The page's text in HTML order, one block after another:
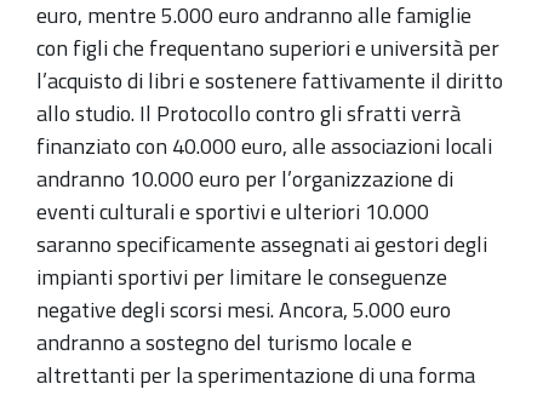
euro, mentre 5.000 euro andranno alle famiglie
con figli che frequentano superiori e università per
l’acquisto di libri e sostenere fattivamente il diritto
allo studio. Il Protocollo contro gli sfratti verrà
finanziato con 40.000 euro, alle associazioni locali
andranno 10.000 euro per l’organizzazione di
eventi culturali e sportivi e ulteriori 10.000
saranno specificamente assegnati ai gestori degli
impianti sportivi per limitare le conseguenze
negative degli scorsi mesi. Ancora, 5.000 euro
andranno a sostegno del turismo locale e
altrettanti per la sperimentazione di una forma